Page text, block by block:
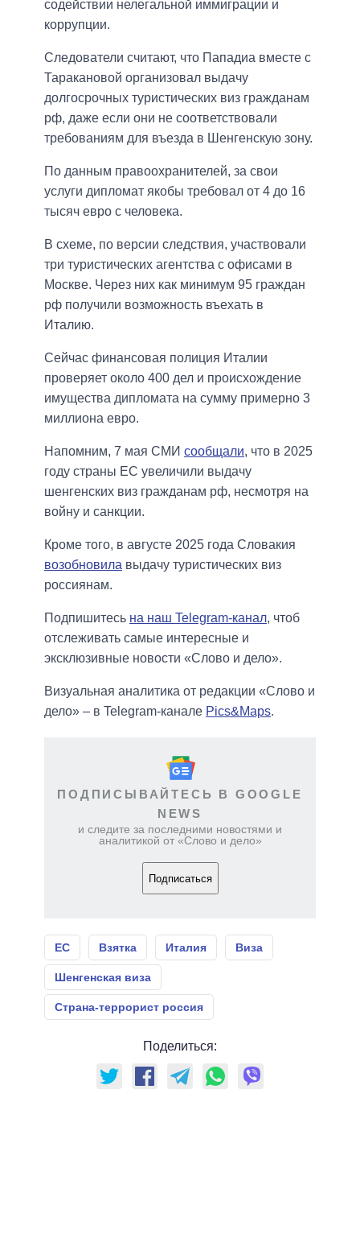
содействии нелегальной иммиграции и
коррупции.
Следователи считают, что Пападиа вместе с
Таракановой организовал выдачу
долгосрочных туристических виз гражданам
рф, даже если они не соответствовали
требованиям для въезда в Шенгенскую зону.
По данным правоохранителей, за свои
услуги дипломат якобы требовал от 4 до 16
тысяч евро с человека.
В схеме, по версии следствия, участвовали
три туристических агентства с офисами в
Москве. Через них как минимум 95 граждан
рф получили возможность въехать в
Италию.
Сейчас финансовая полиция Италии
проверяет около 400 дел и происхождение
имущества дипломата на сумму примерно 3
миллиона евро.
Напомним, 7 мая СМИ сообщали, что в 2025
году страны ЕС увеличили выдачу
шенгенских виз гражданам рф, несмотря на
войну и санкции.
Кроме того, в августе 2025 года Словакия
возобновила выдачу туристических виз
россиянам.
Подпишитесь на наш Telegram-канал, чтоб
отслеживать самые интересные и
эксклюзивные новости «Слово и дело».
Визуальная аналитика от редакции «Слово и
дело» – в Telegram-канале Pics&Maps.
ПОДПИСЫВАЙТЕСЬ В GOOGLE
NEWS
и следите за последними новостями и
аналитикой от «Слово и дело»
Подписаться
ЕС Взятка Италия Виза
Шенгенская виза
Страна-террорист россия
Поделиться: